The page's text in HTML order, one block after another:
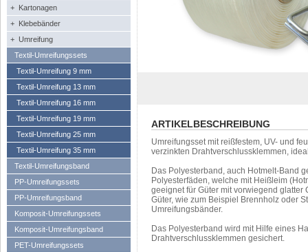
+ Kartonagen
+ Klebebänder
+ Umreifung
Textil-Umreifungssets
Textil-Umreifung 9 mm
Textil-Umreifung 13 mm
Textil-Umreifung 16 mm
Textil-Umreifung 19 mm
Textil-Umreifung 25 mm
Textil-Umreifung 35 mm
Textil-Umreifungsband
PP-Umreifungssets
PP-Umreifungsband
Komposit-Umreifungssets
Komposit-Umreifungsband
PET-Umreifungssets
ARTIKELBESCHREIBUNG
Umreifungsset mit reißfestem, UV- und
verzinkten Drahtverschlussklemmen,
Das Polyesterband, auch Hotmelt-Band
Polyesterfäden, welche mit Heißleim
geeignet für Güter mit vorwiegend
Güter, wie zum Beispiel Brennholz oder
Umreifungsbänder.
Das Polyesterband wird mit Hilfe eines
Drahtverschlussklemmen gesichert.